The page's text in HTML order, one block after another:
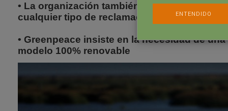
• La organización también pide a la
cualquier tipo de reclamación de
• Greenpeace insiste en la necesidad de
modelo 100% renovable
ENTENDIDO